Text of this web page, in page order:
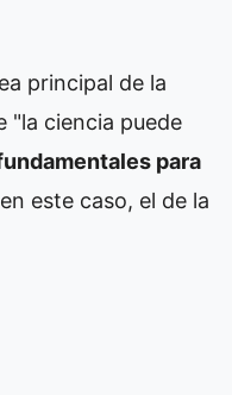
principal de la
"la ciencia puede
para
este caso, el de la